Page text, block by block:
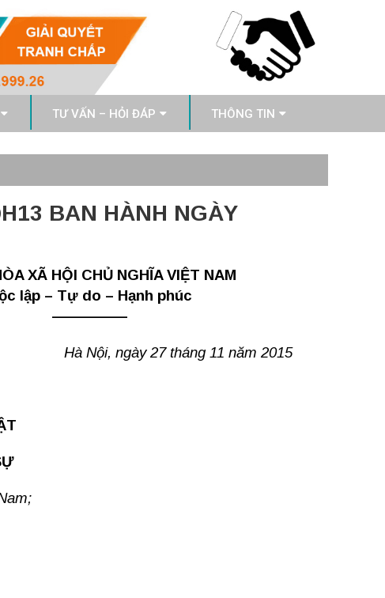
TƯ VẤN – HỎI ĐÁP THÔNG TIN
BAN HÀNH NGÀY
XÃ HỘI CHỦ NGHĨA VIỆT NAM
lập – Tự do – Hạnh phúc
—————
Hà Nội, ngày 27 tháng 11 năm 2015